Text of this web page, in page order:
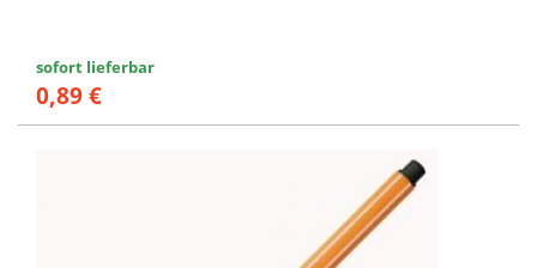
sofort lieferbar
0,89 €